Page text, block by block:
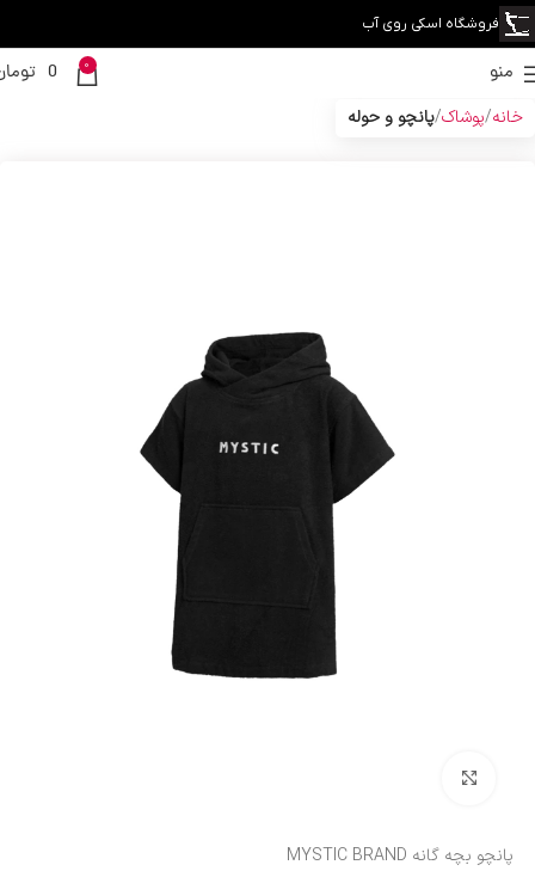
فروشگاه اسکی روی آب
منو 0
0
خانه پوشاک پانچو و حوله
پانچو بچه گانه MYSTIC BRAND